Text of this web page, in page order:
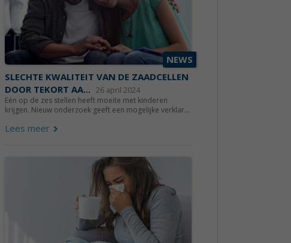
NEWS
SLECHTE KWALITEIT VAN DE ZAADCELLEN
DOOR TEKORT AA... 26 april 2024
Eén op de zes stellen heeft moeite met kinderen
krijgen. Nieuw onderzoek geeft een mogelijke verklar...
Lees meer